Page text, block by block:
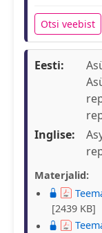
Otsi veebist
Eesti:
Inglise:
Materjalid:
[2439 KB]